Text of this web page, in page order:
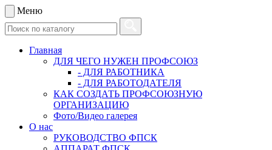
Меню
Главная
ДЛЯ ЧЕГО НУЖЕН ПРОФСОЮЗ
- ДЛЯ РАБОТНИКА
- ДЛЯ РАБОТОДАТЕЛЯ
КАК СОЗДАТЬ ПРОФСОЮЗНУЮ
ОРГАНИЗАЦИЮ
Фото/Видео галерея
О нас
РУКОВОДСТВО ФПСК